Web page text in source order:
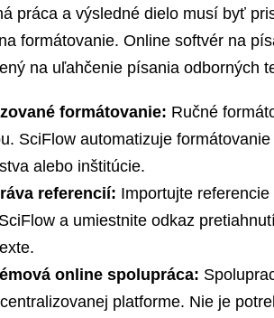
práca a výsledné dielo musí byť
formátovanie. Online softvér na
na uľahčenie písania odborných
formátovanie: Ručné
SciFlow automatizuje
alebo inštitúcie.
referencií: Importujte
a umiestnite odkaz
online spolupráca:
platforme. Nie je